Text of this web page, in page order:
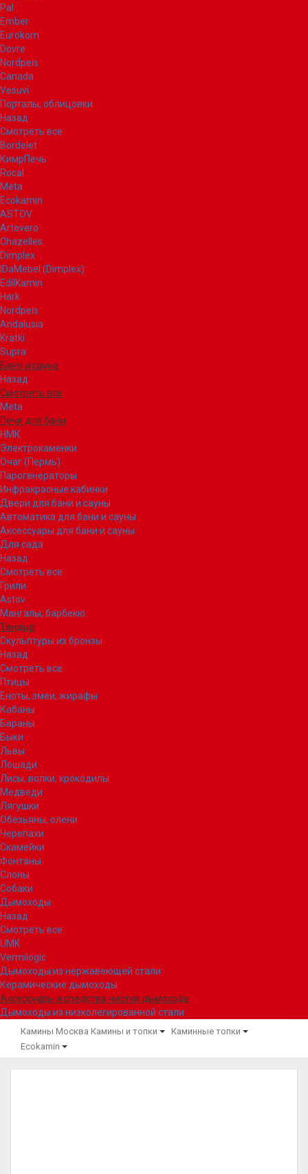
Pal
Ember
Eurokom
Dovre
Nordpeis
Canada
Vesuvi
Порталы, облицовки
Назад
Смотреть все
Bordelet
КимрПечь
Rocal
Meta
Ecokamin
ASTOV
Artevero
Chazelles
Dimplex
IDaMebel (Dimplex)
EdilKamin
Hark
Nordpeis
Andalusia
Kratki
Supra
Баня и сауна
Назад
Смотреть все
Meta
Печи для бани
НМК
Электрокаменки
Очаг (Пермь)
Парогенераторы
Инфракрасные кабинки
Двери для бани и сауны
Автоматика для бани и сауны
Аксессуары для бани и сауны
Для сада
Назад
Смотреть все
Грили
Astov
Мангалы, барбекю
Тандыр
Скульптуры из бронзы
Назад
Смотреть все
Птицы
Еноты, змеи, жирафы
Кабаны
Бараны
Быки
Львы
Лошади
Лисы, волки, крокодилы
Медведи
Лягушки
Обезьяны, олени
Черепахи
Скамейки
Фонтаны
Слоны
Собаки
Дымоходы
Назад
Смотреть все
UMK
Vermilogic
Дымоходы из нержавеющей стали
Керамические дымоходы
Аксессуары и средства чистки дымохода
Дымоходы из низколегированной стали
Камины Москва Камины и топки
Каминные топки
Ecokamin